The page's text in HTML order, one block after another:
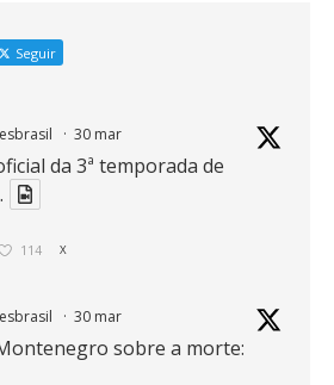
Seguir
· 30 mar
da 3ª temporada de
114 X
· 30 mar
sobre a morte: